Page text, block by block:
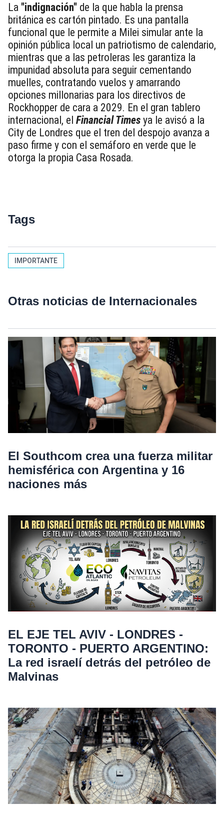
La "indignación" de la que habla la prensa
británica es cartón pintado. Es una pantalla
funcional que le permite a Milei simular ante la
opinión pública local un patriotismo de calendario,
mientras que a las petroleras les garantiza la
impunidad absoluta para seguir cementando
muelles, contratando vuelos y amarrando
opciones millonarias para los directivos de
Rockhopper de cara a 2029. En el gran tablero
internacional, el Financial Times ya le avisó a la
City de Londres que el tren del despojo avanza a
paso firme y con el semáforo en verde que le
otorga la propia Casa Rosada.
Tags
IMPORTANTE
Otras noticias de Internacionales
El Southcom crea una fuerza militar
hemisférica con Argentina y 16
naciones más
EL EJE TEL AVIV - LONDRES -
TORONTO - PUERTO ARGENTINO:
La red israelí detrás del petróleo de
Malvinas